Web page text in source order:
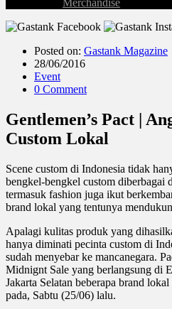
Merchandise
Posted on: Gastank Magazine
28/06/2016
Event
0 Comment
Gentlemen’s Pact |
Custom Lokal
Scene custom di Indonesia tidak
bengkel-bengkel custom diberbagai
termasuk fashion juga ikut
brand lokal yang tentunya
Apalagi kulitas produk yang
hanya diminati pecinta custom di
sudah menyebar ke mancanegara.
Midnignt Sale yang berlangsung di
Jakarta Selatan beberapa brand
pada, Sabtu (25/06) lalu.